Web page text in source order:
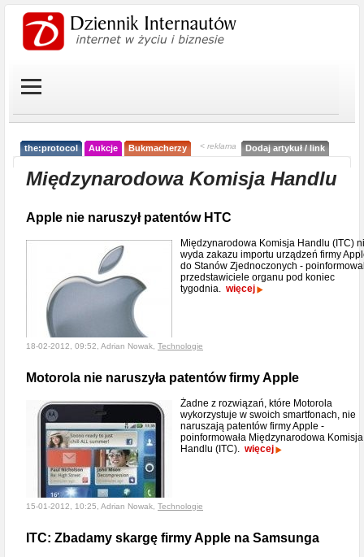
the:protocol Aukcje Bukmacherzy < reklama Dodaj artykuł / link
Międzynarodowa Komisja Handlu
Apple nie naruszył patentów HTC
Międzynarodowa Komisja Handlu (ITC)
wyda zakazu importu urządzeń firmy
do Stanów Zjednoczonych -
przedstawiciele organu pod koniec
tygodnia. więcej
18-02-2012, 09:52, Adrian Nowak, Technologie
Motorola nie naruszyła patentów firmy Apple
Żadne z rozwiązań, które Motorola
wykorzystuje w swoich smartfonach, nie
naruszają patentów firmy Apple -
poinformowała Międzynarodowa Komisja
Handlu (ITC). więcej
15-01-2012, 10:25, Adrian Nowak, Technologie
ITC: Zbadamy skargę firmy Apple na Samsunga